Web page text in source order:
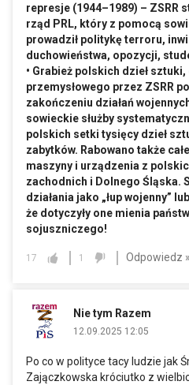
represje (1944–1989) – ZSRR
rząd PRL, który z pomocą
prowadził politykę terroru,
duchowieństwa, opozycji,
• Grabież polskich dzieł
przemysłowego przez ZSRR
zakończeniu działań
sowieckie służby
polskich setki tysięcy dzieł
zabytków. Rabowano także
maszyny i urządzenia z
zachodnich i Dolnego Śląska.
działania jako „łup wojenny”
że dotyczyły one mienia
sojuszniczego!
17 1 Odpowiedz »
Nie tym Razem
12.09.2025 12:05
Po co w polityce tacy ludzie jak
Zajączkowska króciutko z